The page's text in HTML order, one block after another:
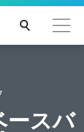
影響を受け
ンス
スバ